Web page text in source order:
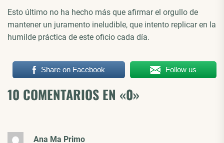
Esto último no ha hecho más que afirmar el orgullo de
mantener un juramento ineludible, que intento replicar en la
humilde práctica de este oficio cada día.
Share on Facebook Follow us
10 COMENTARIOS EN «0»
Ana Ma Primo